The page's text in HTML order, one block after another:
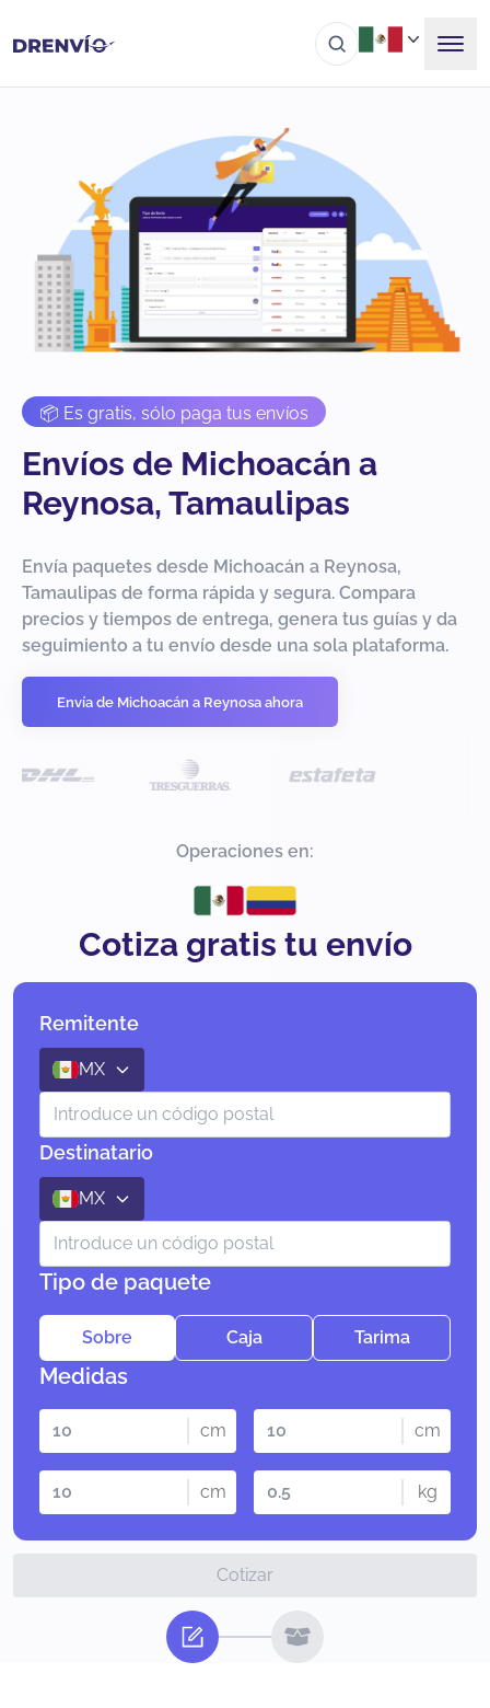
📦 Es gratis, sólo paga tus envíos
Envíos de Michoacán a
Reynosa, Tamaulipas
Envía paquetes desde Michoacán a Reynosa,
Tamaulipas de forma rápida y segura. Compara
precios y tiempos de entrega, genera tus guías y da
seguimiento a tu envío desde una sola plataforma.
Envía de Michoacán a Reynosa ahora
Operaciones en:
Cotiza gratis tu envío
Remitente
MX
Destinatario
MX
Tipo de paquete
Sobre Caja Tarima
Medidas
cm cm
cm kg
Cotizar